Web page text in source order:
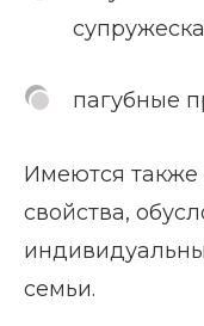
пагубные
Имеются также
свойства,
семьи.